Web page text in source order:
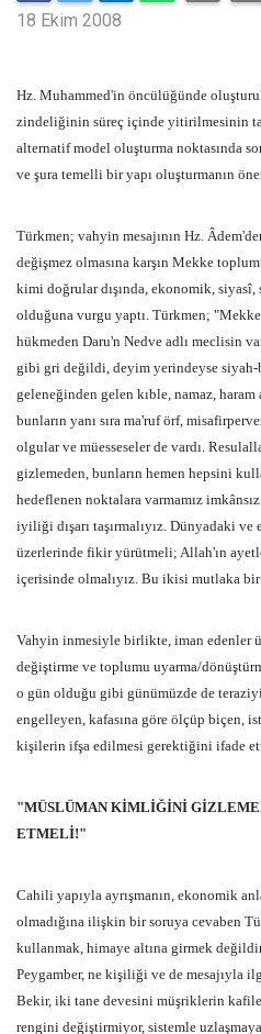
18 Ekim 2008
Hz. Muhammed'in öncülüğünde
zindeliğinin süreç içinde yitirilmesinin
alternatif model oluşturma noktasında
ve şura temelli bir yapı oluşturmanın
Türkmen; vahyin mesajının Hz.
değişmez olmasına karşın Mekke
kimi doğrular dışında, ekonomik,
olduğuna vurgu yaptı. Türkmen; "Mekke
hükmeden Daru'n Nedve adlı meclisin
gibi gri değildi, deyim yerindeyse siyah-
geleneğinden gelen kıble, namaz,
bunların yanı sıra ma'ruf örf,
olgular ve müesseseler de vardı.
gizlemeden, bunların hemen hepsini
hedeflenen noktalara varmamız
iyiliği dışarı taşırmalıyız. Dünyadaki
üzerlerinde fikir yürütmeli; Allah'ın
içerisinde olmalıyız. Bu ikisi mutlaka
Vahyin inmesiyle birlikte, iman edenler
değiştirme ve toplumu uyarma/
o gün olduğu gibi günümüzde de
engelleyen, kafasına göre ölçüp biçen,
kişilerin ifşa edilmesi gerektiğini ifade
"MÜSLÜMAN KİMLİĞİNİ
ETMELİ!"
Cahili yapıyla ayrışmanın, ekonomik
olmadığına ilişkin bir soruya cevaben
kullanmak, himaye altına girmek
Peygamber, ne kişiliği ve de
Bekir, iki tane devesini müşriklerin
rengini değiştirmiyor, sistemle